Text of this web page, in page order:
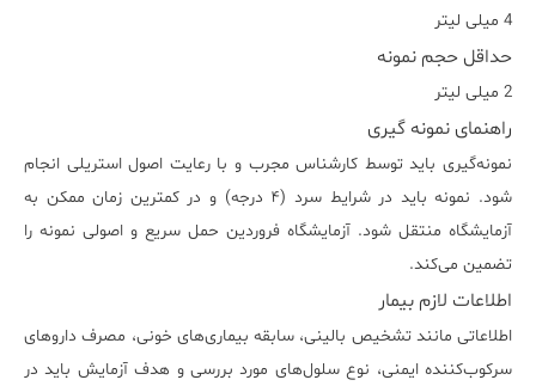
4 میلی لیتر
حداقل حجم نمونه
2 میلی لیتر
راهنمای نمونه گیری
نمونه‌گیری باید توسط کارشناس مجرب و با رعایت اصول استریلی انجام
شود. نمونه باید در شرایط سرد (۴ درجه) و در کمترین زمان ممکن به
آزمایشگاه منتقل شود. آزمایشگاه فروردین حمل سریع و اصولی نمونه را
تضمین می‌کند.
اطلاعات لازم بیمار
اطلاعاتی مانند تشخیص بالینی، سابقه بیماری‌های خونی، مصرف داروهای
سرکوب‌کننده ایمنی، نوع سلول‌های مورد بررسی و هدف آزمایش باید در